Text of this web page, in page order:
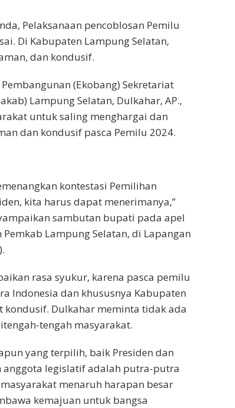
Pelaksanaan pencoblosan Pemilu
Di Kabupaten Lampung Selatan,
dan kondusif.
(Ekobang) Sekretariat
Lampung Selatan, Dulkahar, AP.,
untuk saling menghargai dan
dan kondusif pasca Pemilu 2024.
kontestasi Pemilihan
kita harus dapat menerimanya,”
sambutan bupati pada apel
Lampung Selatan, di Lapangan
rasa syukur, karena pasca pemilu
Indonesia dan khususnya Kabupaten
kondusif. Dulkahar meminta tidak ada
tengah masyarakat.
yang terpilih, baik Presiden dan
anggota legislatif adalah putra-putra
menaruh harapan besar
kemajuan untuk bangsa